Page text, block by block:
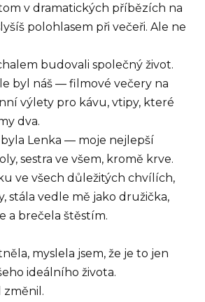
v dramatických příbězích na
polohlasem při večeři. Ale ne
budovali společný život.
byl náš — filmové večery na
výlety pro kávu, vtipy, které
dva.
Lenka — moje nejlepší
sestra ve všem, kromě krve.
ve všech důležitých chvílích,
stála vedle mě jako družička,
a brečela štěstím.
myslela jsem, že je to jen
ideálního života.
změnil.